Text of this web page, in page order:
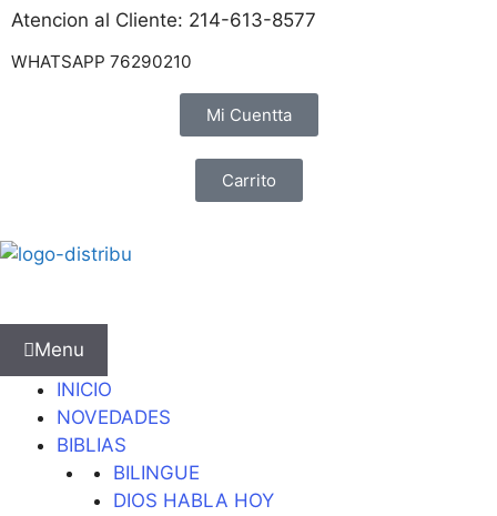
Atencion al Cliente: 214-613-8577
WHATSAPP 76290210
Mi Cuentta
Carrito
Menu
INICIO
NOVEDADES
BIBLIAS
BILINGUE
DIOS HABLA HOY